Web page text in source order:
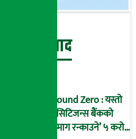
बेथिति मुर्दाबाद
Ground Zero : यस्तो
छ सिटिजन्स बैंकको
‘दिमाग रन्काउने’ ५ करोड